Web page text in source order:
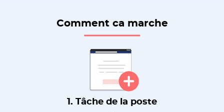
Comment ca marche
1. Tâche de la poste